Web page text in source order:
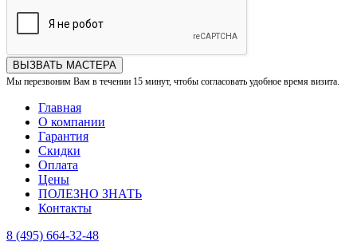
ВЫЗВАТЬ МАСТЕРА
Мы перезвоним Вам в течении 15 минут, чтобы согласовать удобное время визита.
Главная
О компании
Гарантия
Скидки
Оплата
Цены
ПОЛЕЗНО ЗНАТЬ
Контакты
8 (495) 664-32-48